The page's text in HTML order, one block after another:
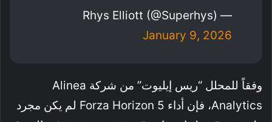
— Rhys Elliott (@superhys)
January 9, 2026
وفقاً للمحلل “ريس إيليوت” من شركة Alinea
Analytics، فإن أداء Forza Horizon 5 لم يكن مجرد